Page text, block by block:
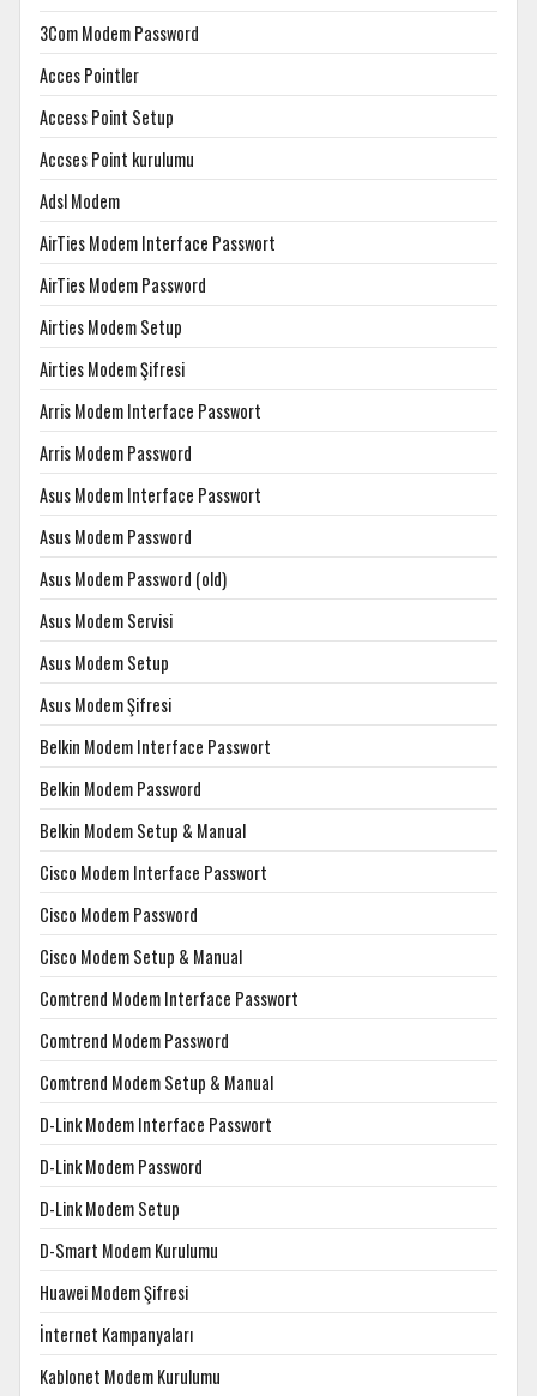
3Com Modem Password
Acces Pointler
Access Point Setup
Accses Point kurulumu
Adsl Modem
AirTies Modem Interface Passwort
AirTies Modem Password
Airties Modem Setup
Airties Modem Şifresi
Arris Modem Interface Passwort
Arris Modem Password
Asus Modem Interface Passwort
Asus Modem Password
Asus Modem Password (old)
Asus Modem Servisi
Asus Modem Setup
Asus Modem Şifresi
Belkin Modem Interface Passwort
Belkin Modem Password
Belkin Modem Setup & Manual
Cisco Modem Interface Passwort
Cisco Modem Password
Cisco Modem Setup & Manual
Comtrend Modem Interface Passwort
Comtrend Modem Password
Comtrend Modem Setup & Manual
D-Link Modem Interface Passwort
D-Link Modem Password
D-Link Modem Setup
D-Smart Modem Kurulumu
Huawei Modem Şifresi
İnternet Kampanyaları
Kablonet Modem Kurulumu